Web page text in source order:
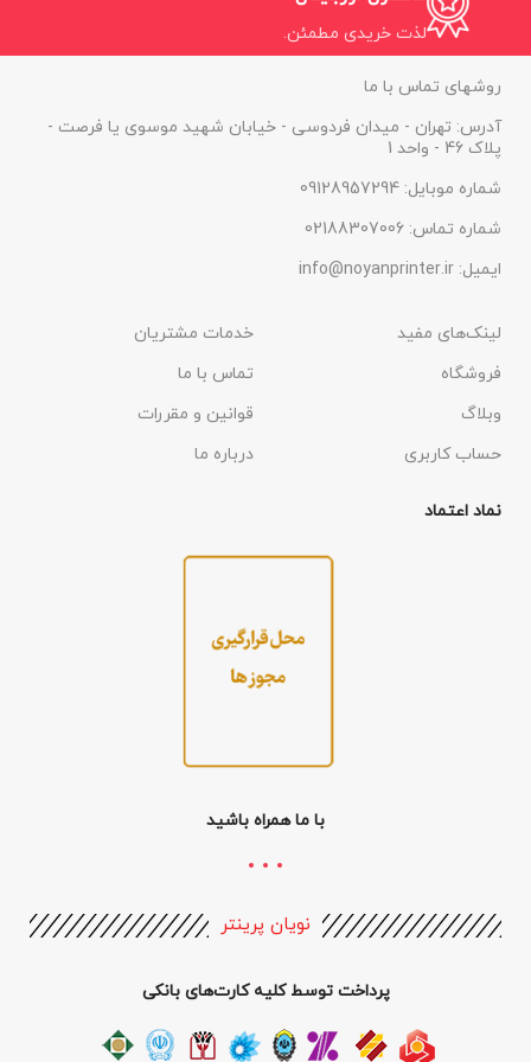
لذت خریدی مطمئن.
روشهای تماس با ما
آدرس: تهران - میدان فردوسی - خیابان شهید موسوی یا فرصت -
پلاک 46 - واحد 1
شماره موبایل: 09128957294
شماره تماس: 02188307006
ایمیل: info@noyanprinter.ir
لینک‌های مفید
فروشگاه
وبلاگ
حساب کاربری
خدمات مشتریان
تماس با ما
قوانین و مقررات
درباره ما
نماد اعتماد
با ما همراه باشید
نویان پرینتر
پرداخت توسط کلیه کارت‌های بانکی